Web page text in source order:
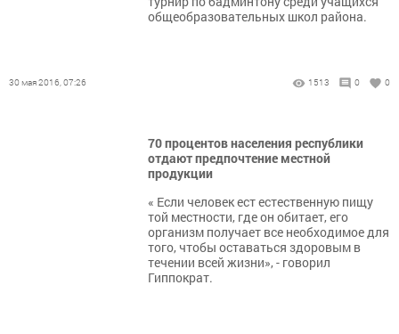
общеобразовательных школ района.
30 мая 2016, 07:26 1513 0 0
70 процентов населения республики
отдают предпочтение местной
продукции
« Если человек ест естественную пищу
той местности, где он обитает, его
организм получает все необходимое для
того, чтобы оставаться здоровым в
течении всей жизни», - говорил
Гиппократ.